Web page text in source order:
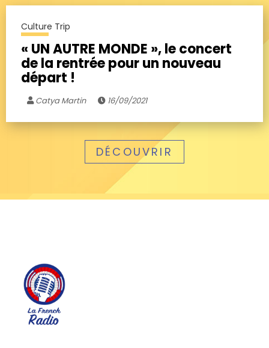
Culture Trip
« UN AUTRE MONDE », le concert
de la rentrée pour un nouveau
départ !
Catya Martin 16/09/2021
DÉCOUVRIR